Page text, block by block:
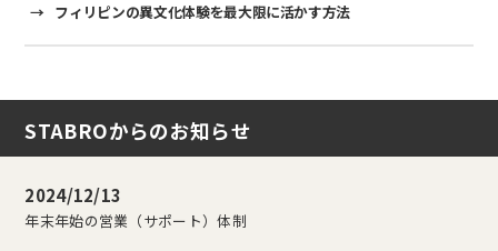
→ フィリピンの異文化体験を最大限に活かす方法
STABROからのお知らせ
2024/12/13
年末年始の営業（サポート）体制